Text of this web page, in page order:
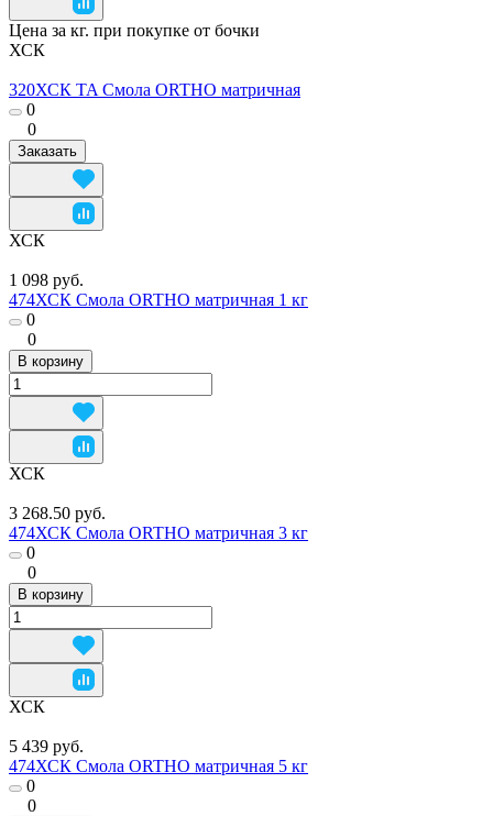
Цена за кг. при покупке от бочки
ХСК
320ХСК TA Смола ORTHO матричная
0
0
Заказать
ХСК
1 098 руб.
474ХСК Смола ORTHO матричная 1 кг
0
0
В корзину
ХСК
3 268.50 руб.
474ХСК Смола ORTHO матричная 3 кг
0
0
В корзину
ХСК
5 439 руб.
474ХСК Смола ORTHO матричная 5 кг
0
0